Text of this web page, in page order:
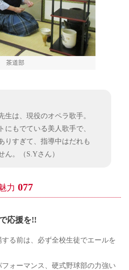
茶道部
生は、現役のオペラ歌手。
にもでている美人歌手で、
りすぎて、指導中はだれも
ん。（S.Yさん）
力 077
応援を!!
る前は、必ず全校生徒でエールを
ォーマンス、硬式野球部の力強い